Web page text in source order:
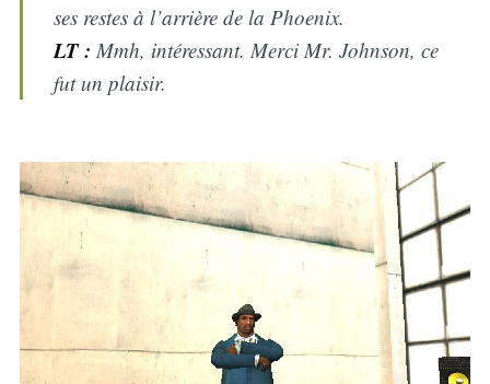
ses restes à l’arrière de la Phoenix.
LT : Mmh, intéressant. Merci Mr. Johnson, ce
fut un plaisir.